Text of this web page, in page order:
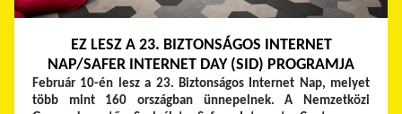
EZ LESZ A 23. BIZTONSÁGOS INTERNET
NAP/SAFER INTERNET DAY (SID) PROGRAMJA
Február 10-én lesz a 23. Biztonságos Internet Nap, melyet
több mint 160 országban ünnepelnek. A Nemzetközi